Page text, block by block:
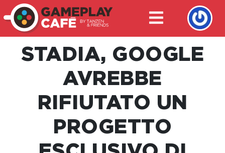
STADIA, GOOGLE
AVREBBE
RIFIUTATO UN
PROGETTO